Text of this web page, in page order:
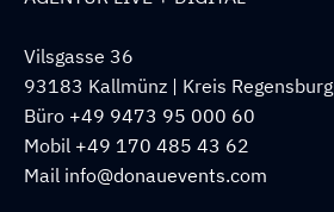
Vilsgasse 36
93183 Kallmünz | Kreis Regensburg
Büro +49 9473 95 000 60
Mobil +49 170 485 43 62
Mail info@donauevents.com